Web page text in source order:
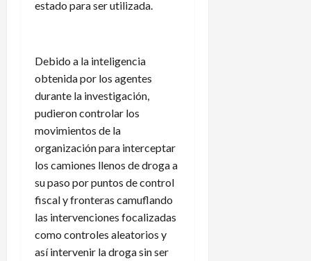
estado para ser utilizada.
Debido a la inteligencia
obtenida por los agentes
durante la investigación,
pudieron controlar los
movimientos de la
organización para interceptar
los camiones llenos de droga a
su paso por puntos de control
fiscal y fronteras camuflando
las intervenciones focalizadas
como controles aleatorios y
así intervenir la droga sin ser